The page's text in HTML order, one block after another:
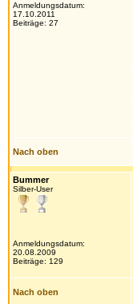
Anmeldungsdatum:
17.10.2011
Beiträge: 27
Nach oben
Bummer
Silber-User
Anmeldungsdatum:
20.08.2009
Beiträge: 129
Nach oben